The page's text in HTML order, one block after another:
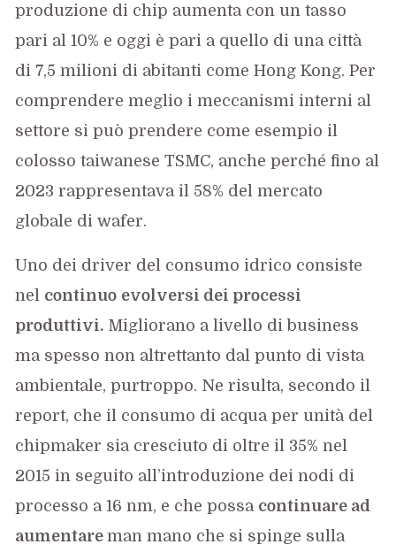
produzione di chip aumenta con un tasso
pari al 10% e oggi è pari a quello di una città
di 7,5 milioni di abitanti come Hong Kong. Per
comprendere meglio i meccanismi interni al
settore si può prendere come esempio il
colosso taiwanese TSMC, anche perché fino al
2023 rappresentava il 58% del mercato
globale di wafer.
Uno dei driver del consumo idrico consiste
nel continuo evolversi dei processi
produttivi. Migliorano a livello di business
ma spesso non altrettanto dal punto di vista
ambientale, purtroppo. Ne risulta, secondo il
report, che il consumo di acqua per unità del
chipmaker sia cresciuto di oltre il 35% nel
2015 in seguito all’introduzione dei nodi di
processo a 16 nm, e che possa continuare ad
aumentareman mano che si spinge sulla